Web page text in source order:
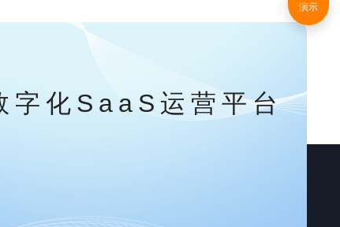
字化SaaS运营平台
演示